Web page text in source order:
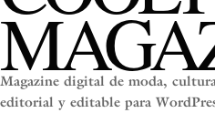
Magazine digital de moda,
editorial y editable para